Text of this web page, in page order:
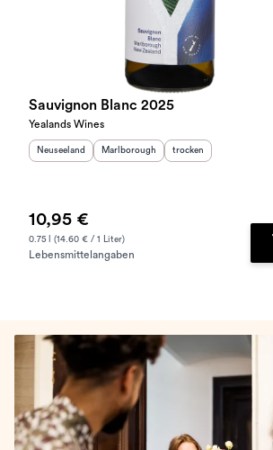
Sauvignon Blanc 2025
Yealands Wines
Herkunftsland
Neuseeland Herkunftsregion
Marlborough Geschmack
trocken
10,95 €
0.75 l (14.60 € / 1 Liter)
Lebensmittelangaben